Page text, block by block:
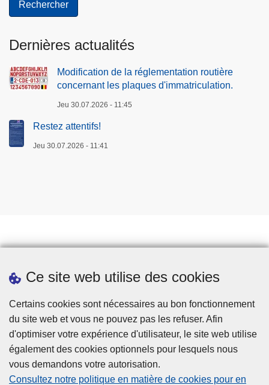
Ce site web utilise des cookies
Certains cookies sont nécessaires au bon fonctionnement
du site web et vous ne pouvez pas les refuser. Afin
d'optimiser votre expérience d'utilisateur, le site web utilise
également des cookies optionnels pour lesquels nous
vous demandons votre autorisation.
Consultez notre politique en matière de cookies pour en
Dernières actualités
Modification de la réglementation routière
concernant les plaques d'immatriculation.
Jeu 30.07.2026 - 11:45
Restez attentifs!
Jeu 30.07.2026 - 11:41
Téléchargements
Presse